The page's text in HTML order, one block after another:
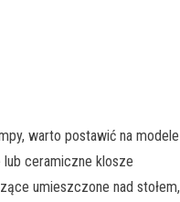
warto postawić na modele
ceramiczne klosze
umieszczone nad stołem,